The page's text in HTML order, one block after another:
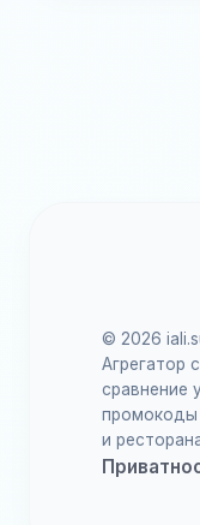
© 2026
Агрегатор
сравнение
промокоды
и